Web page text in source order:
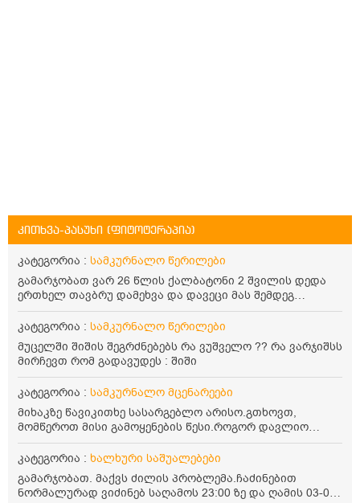
კითხვა-პასუხი (ფიტოტერაპია)
კატეგორია : სამკურნალო წერილები
გამარჯობათ ვარ 26 წლის ქალბატონი 2 შვილის დედა
ერთხელ თავბრუ დამეხვა და დავეცი მას შემდეგ
დამეწყო შიშები ვეღარ გავდიოდი გარეთ რადგან ისევ
ასე ცუდად არ გავხდარიყავი ყურის ანთება მქონდა
მეტინდა კიდე მეხვევა თავბრუ გარეთ გასვილისას
სახლში კარგად ვარ როცა ახსენებენ გარეთ წაავალა
სმაგაზეხ კი ცუდად ვხდებოდი ეხლა როგორმე გავდივარ
ბაღში ჯოხში ზოგჯერ მაქვს შეგრძნება მიწა მეცლება
ფეხებიდან და ჯოხზე უნდა დავეყრდნო აუცილებლად
არვიხი როგორ მოვიქცე რა გავაკეთო ასევე დამეწყო
შიშები უაზროდ შფოთვა რომ ვეღარ გავალ გაერთ
საერთო ან რაომე მსგავსი როგორ მოვიქხე გავხდი
ძალაინ მგრძნობიარე ყველაფერზე მეტირება ( ვინმერ
რომ ჩხუბობს ცუდად ვხდები შიშები მეწყება ეგრევე (
ასევე მაქვს დანგრეული ოჯახი 7 თვეა 5წლიანი
კატეგორია : სამკურნალო წერილები
მუცელში შიშის შეგრძნებებს რა ვუშველო ?? რა ვარჯიშსს
მირჩევთ რომ გადავუდეს : შიში
კატეგორია : სამკურნალო მცენარეები
მიხაკზე წავიკითხე სასარგებლო არისო.გთხოვთ,
მომწეროთ მისი გამოყენების წესი.როგორ დავლიო
მიხაკის ჩაი. ასევე მაინტერესებს ლეიკოციტები მაქვს
ოდნავ დაბალი და წავიკითხე ლეიკოციტების დონეს
მაღლა წევსო და ასეა?
კატეგორია : ხალხური საშუალებები
გამარჯობათ. მაქვს ძილის პრობლემა.ჩაძინებით
ნორმალურად ვიძინებ საღამოს 23:00 ზე და ღამის 03-00